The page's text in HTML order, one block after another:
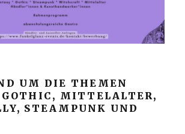
UM DIE THEMEN
GOTHIC, MITTELALTER,
STEAMPUNK UND